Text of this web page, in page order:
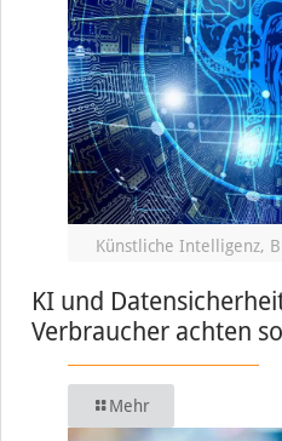
Künstliche Intelligenz,
KI und
Verbraucher achten
Mehr